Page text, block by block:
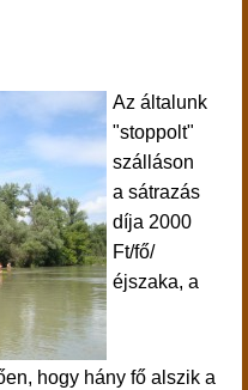
Az általunk
"stoppolt"
szálláson
a sátrazás
díja 2000
Ft/fő/
éjszaka, a
hogy hány fő alszik a